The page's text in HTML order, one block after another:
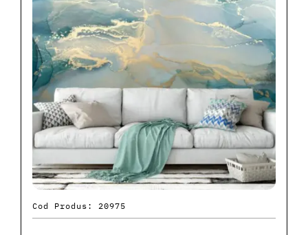
Cod Produs: 20975